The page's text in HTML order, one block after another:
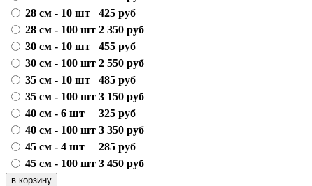
28 см - 10 шт
425 руб
28 см - 100 шт 2 350 руб
30 см - 10 шт
455 руб
30 см - 100 шт 2 550 руб
35 см - 10 шт
485 руб
35 см - 100 шт 3 150 руб
40 см - 6 шт
325 руб
40 см - 100 шт 3 350 руб
45 см - 4 шт
285 руб
45 см - 100 шт 3 450 руб